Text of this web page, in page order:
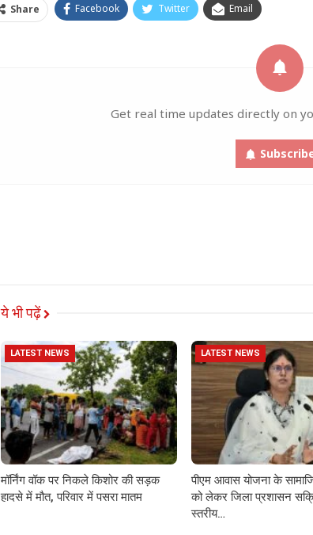
Share Facebook Twitter Email
Get real time updates directly on
ये भी पढ़ें
LATEST NEWS
मॉर्निंग वॉक पर निकले किशोर की सड़क
हादसे में मौत, परिवार में पसरा मातम
LATEST NEWS
पीएम आवास योजना के
को लेकर जिला प्रशासन
स्तरीय…